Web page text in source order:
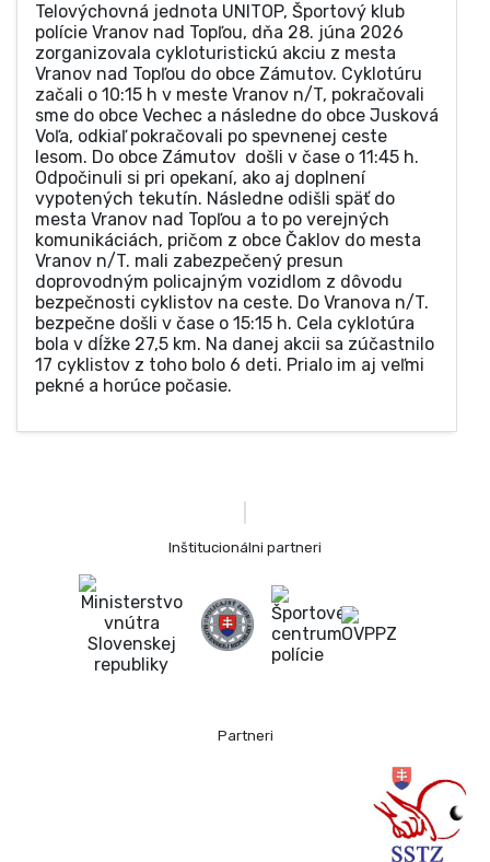
Telovýchovná jednota UNITOP, Športový klub
polície Vranov nad Topľou, dňa 28. júna 2026
zorganizovala cykloturistickú akciu z mesta
Vranov nad Topľou do obce Zámutov. Cyklotúru
začali o 10:15 h v meste Vranov n/T, pokračovali
sme do obce Vechec a následne do obce Jusková
Voľa, odkiaľ pokračovali po spevnenej ceste
lesom. Do obce Zámutov došli v čase o 11:45 h.
Odpočinuli si pri opekaní, ako aj doplnení
vypotených tekutín. Následne odišli späť do
mesta Vranov nad Topľou a to po verejných
komunikáciách, pričom z obce Čaklov do mesta
Vranov n/T. mali zabezpečený presun
doprovodným policajným vozidlom z dôvodu
bezpečnosti cyklistov na ceste. Do Vranova n/T.
bezpečne došli v čase o 15:15 h. Cela cyklotúra
bola v dĺžke 27,5 km. Na danej akcii sa zúčastnilo
17 cyklistov z toho bolo 6 deti. Prialo im aj veľmi
pekné a horúce počasie.
Inštitucionálni partneri
Partneri